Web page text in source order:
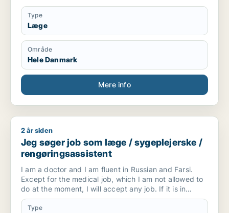
Type
Læge
Område
Hele Danmark
Mere info
Jeg søger job som læge / sygeplejerske /
2 år siden
Jeg søger job som læge / sygeplejerske /
rengøringsassistent
I am a doctor and I am fluent in Russian and Farsi.
Except for the medical job, which I am not allowed to
do at the moment, I will accept any job. If it is in
Randers, skiv or Aalborg, it is better because I will
probably rent a house in these three cities.
Type